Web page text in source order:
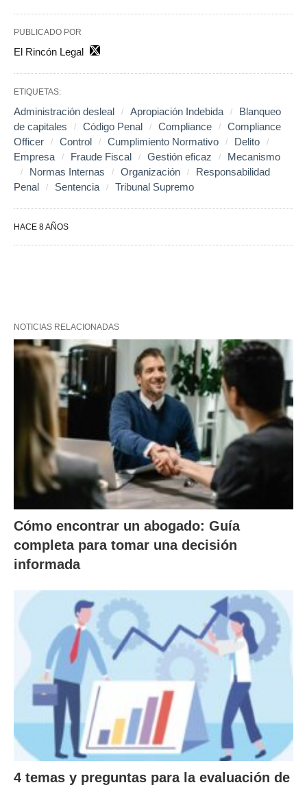
PUBLICADO POR
El Rincón Legal
ETIQUETAS:
Administración desleal Apropiación Indebida
Blanqueo
de capitales
Código Penal Compliance
Compliance
Officer
Control Cumplimiento Normativo
Delito
Empresa
Fraude Fiscal Gestión eficaz
Mecanismo
Normas Internas
Organización
Responsabilidad
Penal
Sentencia Tribunal Supremo
HACE 8 AÑOS
NOTICIAS RELACIONADAS
Cómo encontrar un abogado: Guía
completa para tomar una decisión
informada
4 temas y preguntas para la evaluación de